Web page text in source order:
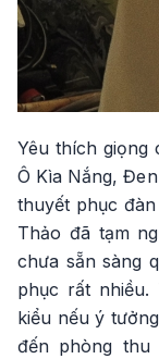
Yêu thích giọng
Ô Kìa Nắng,
thuyết phục
Thảo đã tạm
chưa sẵn sàng
phục rất
kiểu nếu ý
đến phòng thu